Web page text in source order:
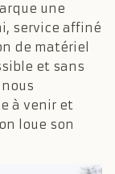
une
service affiné
de matériel
et sans
à venir et
loue son